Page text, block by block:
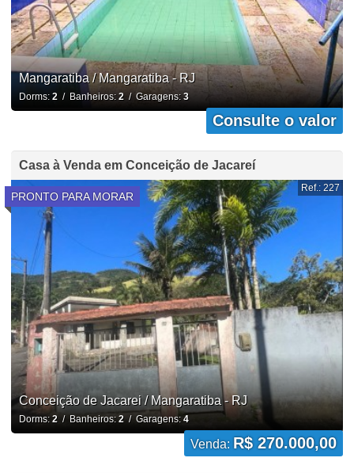
Mangaratiba / Mangaratiba - RJ
Dorms: 2/ Banheiros: 2/ Garagens:3
Consulte o valor
Casa à Venda em Conceição de Jacareí
PRONTO PARA MORAR
Ref.: 227
Conceição de Jacarei / Mangaratiba - RJ
Dorms: 2/ Banheiros: 2/ Garagens: 4
Venda: R$ 270.000,00